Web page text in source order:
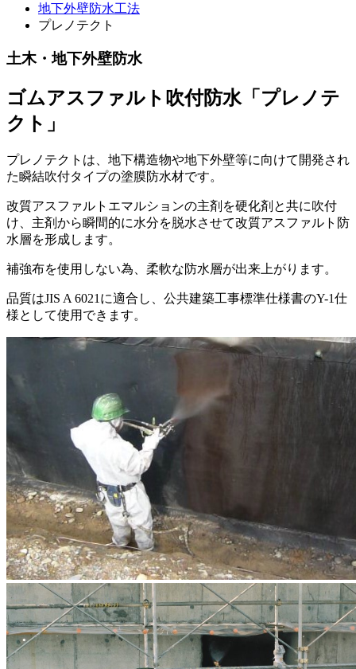
地下外壁防水工法
プレノテクト
土木・地下外壁防水
ゴムアスファルト吹付防水「プレノテ
クト」
プレノテクトは、地下構造物や地下外壁等に向けて開発され
た瞬結吹付タイプの塗膜防水材です。
改質アスファルトエマルションの主剤を硬化剤と共に吹付
け、主剤から瞬間的に水分を脱水させて改質アスファルト防
水層を形成します。
補強布を使用しない為、柔軟な防水層が出来上がります。
品質はJIS A 6021に適合し、公共建築工事標準仕様書のY-1仕
様として使用できます。